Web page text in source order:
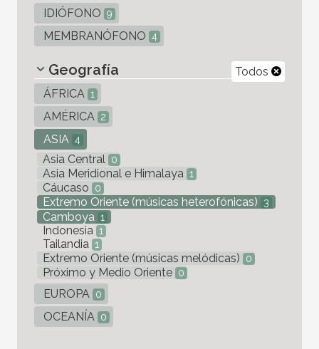
IDIÓFONO 9
MEMBRANÓFONO 4
Todos
Geografía
ÁFRICA 1
AMÉRICA 2
ASIA 4
Asia Central 0
Asia Meridional e Himalaya 1
Cáucaso 0
Extremo Oriente (músicas heterofónicas) 3
Camboya 1
Indonesia 1
Tailandia 1
Extremo Oriente (músicas melódicas) 0
Próximo y Medio Oriente 0
EUROPA 0
OCEANÍA 0